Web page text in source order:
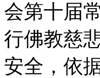
会第十届
行佛教慈
安全，依